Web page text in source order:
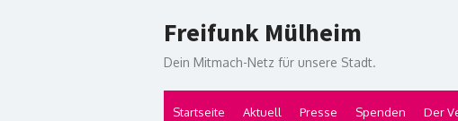
to
Freifunk Mülheim
Dein Mitmach-Netz für unsere Stadt.
Startseite Aktuell Presse Spenden Der